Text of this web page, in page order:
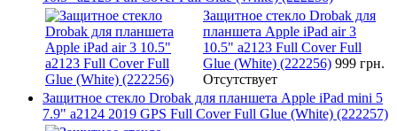
Защитное стекло Drobak для
планшета Apple iPad air 3
10.5" a2123 Full Cover Full
Glue (White) (222256) 999 грн.
Отсутствует
Защитное стекло Drobak для планшета Apple iPad mini 5
7.9" a2124 2019 GPS Full Cover Full Glue (White) (222257)